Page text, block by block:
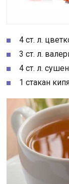
4 ст. л.
3 ст. л.
4 ст. л.
1 стакан